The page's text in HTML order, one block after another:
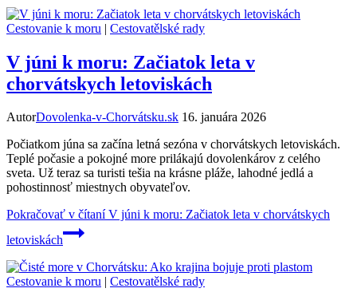
Cestovanie k moru | Cestovatělské rady
V júni k moru: Začiatok leta v
chorvátskych letoviskách
AutorDovolenka-v-Chorvátsku.sk 16. januára 2026
Počiatkom júna sa začína letná sezóna v chorvátskych letoviskách.
Teplé počasie a pokojné more prilákajú dovolenkárov z celého
sveta. Už teraz sa turisti tešia na krásne pláže, lahodné jedlá a
pohostinnosť miestnych obyvateľov.
Pokračovať v čítaní V júni k moru: Začiatok leta v chorvátskych
letoviskách
Cestovanie k moru Cestovatělské rady